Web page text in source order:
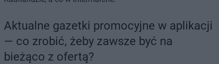
Aktualne gazetki promocyjne w aplikacji
— co zrobić, żeby zawsze być na
bieżąco z ofertą?